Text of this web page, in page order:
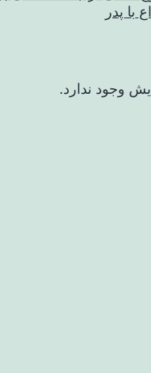
با پدر
وجود ندارد.